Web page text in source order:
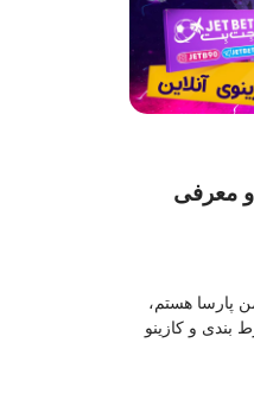
معرفی
پارسا هستم،
و کازینو